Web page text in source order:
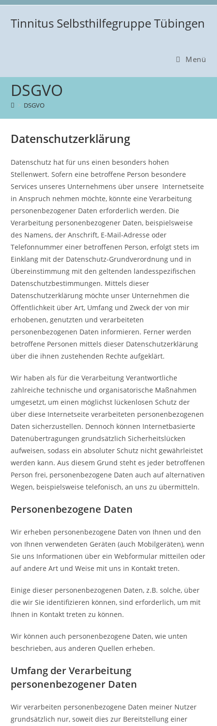
Zum
Inhalt
springen
Tinnitus Selbsthilfegruppe Tübingen
Menü
DSGVO
> DSGVO
Datenschutzerklärung
Datenschutz hat für uns einen besonders hohen
Stellenwert. Sofern eine betroffene Person besondere
Services unseres Unternehmens über unsere Internetseite
in Anspruch nehmen möchte, könnte eine Verarbeitung
personenbezogener Daten erforderlich werden. Die
Verarbeitung personenbezogener Daten, beispielsweise
des Namens, der Anschrift, E-Mail-Adresse oder
Telefonnummer einer betroffenen Person, erfolgt stets im
Einklang mit der Datenschutz-Grundverordnung und in
Übereinstimmung mit den geltenden landesspezifischen
Datenschutzbestimmungen. Mittels dieser
Datenschutzerklärung möchte unser Unternehmen die
Öffentlichkeit über Art, Umfang und Zweck der von mir
erhobenen, genutzten und verarbeiteten
personenbezogenen Daten informieren. Ferner werden
betroffene Personen mittels dieser Datenschutzerklärung
über die ihnen zustehenden Rechte aufgeklärt.
Wir haben als für die Verarbeitung Verantwortliche
zahlreiche technische und organisatorische Maßnahmen
umgesetzt, um einen möglichst lückenlosen Schutz der
über diese Internetseite verarbeiteten personenbezogenen
Daten sicherzustellen. Dennoch können Internetbasierte
Datenübertragungen grundsätzlich Sicherheitslücken
aufweisen, sodass ein absoluter Schutz nicht gewährleistet
werden kann. Aus diesem Grund steht es jeder betroffenen
Person frei, personenbezogene Daten auch auf alternativen
Wegen, beispielsweise telefonisch, an uns zu übermitteln.
Personenbezogene Daten
Wir erheben personenbezogene Daten von Ihnen und den
von Ihnen verwendeten Geräten (auch Mobilgeräten), wenn
Sie uns Informationen über ein Webformular mitteilen oder
auf andere Art und Weise mit uns in Kontakt treten.
Einige dieser personenbezogenen Daten, z.B. solche, über
die wir Sie identifizieren können, sind erforderlich, um mit
Ihnen in Kontakt treten zu können.
Wir können auch personenbezogene Daten, wie unten
beschrieben, aus anderen Quellen erheben.
Umfang der Verarbeitung
personenbezogener Daten
Wir verarbeiten personenbezogene Daten meiner Nutzer
grundsätzlich nur, soweit dies zur Bereitstellung einer